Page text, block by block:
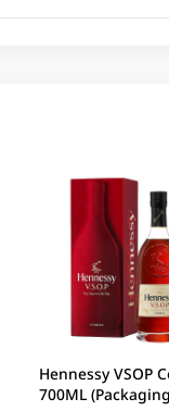
Hennessy VSOP
700ML